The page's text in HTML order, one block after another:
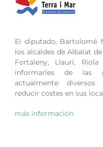
El diputado, Bartolomé
los alcaldes de Albalat
Fortaleny, Llaurí,
informarles de las
actualmente diversos
reducir costes en sus
más información